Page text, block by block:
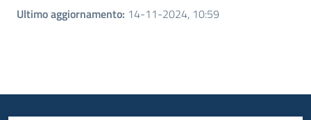
Ultimo aggiornamento: 14-11-2024, 10:59